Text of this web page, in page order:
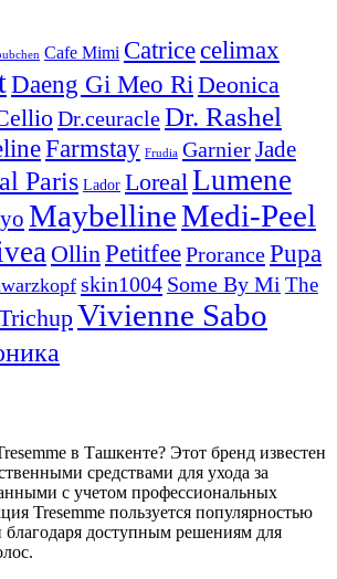
Cafe Mimi Catricecelimax
Daeng Gi Meo RiDeonica
Dr.ceuracleDr. Rashel
Farmstay Frudia GarnierJade
Paris Lador LorealLumene
MaybellineMedi-Peel
OllinPetitfeeProrancePupa
skin1004 Some By Mi The
Vivienne Sabo
в Ташкенте? Этот бренд известен
средствами для ухода за
с учетом профессиональных
Tresemme пользуется популярностью
благодаря доступным решениям для